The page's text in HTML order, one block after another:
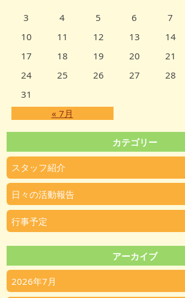
« 7月
3
4 5 6 7
10
11 12 13 14
17
18 19 20 21
24
25 26 27 28
31
カテゴリー
スタッフ紹介
日々の活動報告
行事予定
アーカイブ
2026年7月